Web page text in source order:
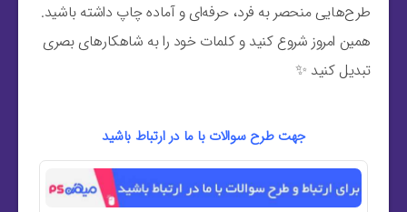
طرح‌هایی منحصر به فرد، حرفه‌ای و آماده چاپ داشته باشید.
همین امروز شروع کنید و کلمات خود را به شاهکارهای بصری
تبدیل کنید ✨
جهت طرح سوالات با ما در ارتباط باشید